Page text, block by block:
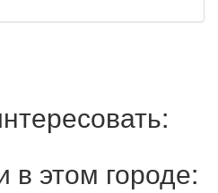
в этом городе: